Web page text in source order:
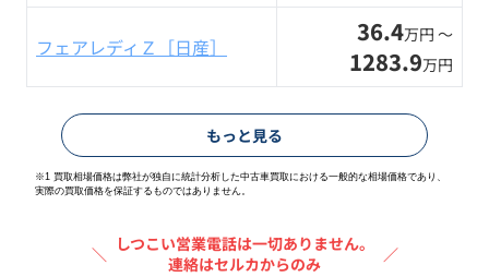
フェアレディＺ［日産］ 36.4万円 〜
1283.9万円
もっと見る
※1 買取相場価格は弊社が独自に統計分析した中古車買取における一般的な相場価格であり、
実際の買取価格を保証するものではありません。
＼ しつこい営業電話は一切ありません。
連絡はセルカからのみ
／